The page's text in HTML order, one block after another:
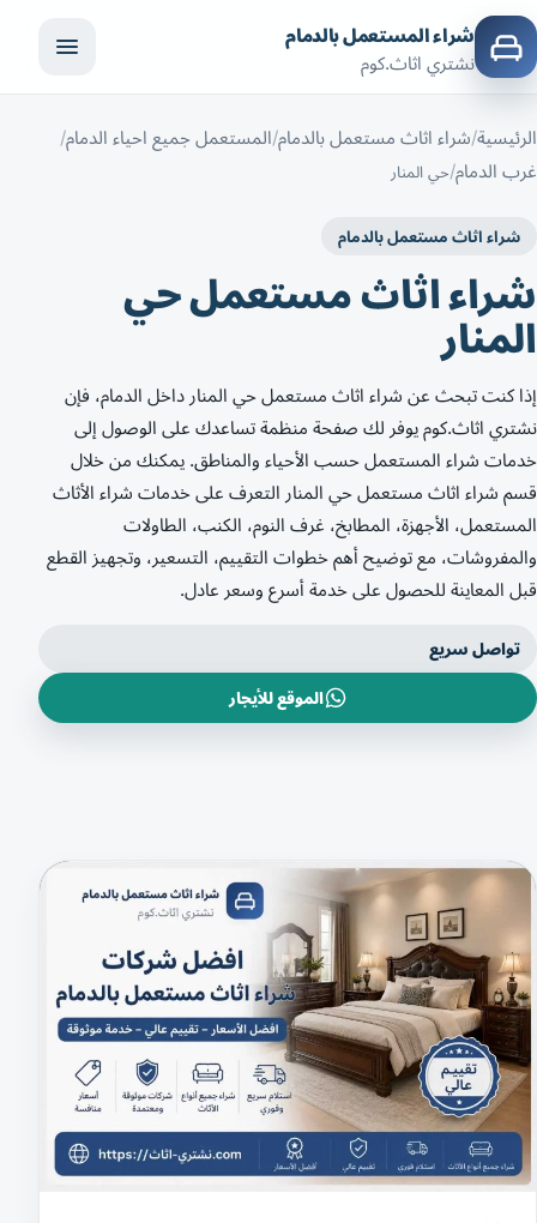
شراء المستعمل بالدمام
نشتري اثاث.كوم
الرئيسية شراء اثاث مستعمل بالدمام المستعمل جميع احياء الدمام
غرب الدمام حي المنار
شراء اثاث مستعمل بالدمام
شراء اثاث مستعمل حي
المنار
إذا كنت تبحث عن شراء اثاث مستعمل حي المنار داخل الدمام، فإن
نشتري اثاث.كوم يوفر لك صفحة منظمة تساعدك على الوصول إلى
خدمات شراء المستعمل حسب الأحياء والمناطق. يمكنك من خلال
قسم شراء اثاث مستعمل حي المنار التعرف على خدمات شراء الأثاث
المستعمل، الأجهزة، المطابخ، غرف النوم، الكنب، الطاولات
والمفروشات، مع توضيح أهم خطوات التقييم، التسعير، وتجهيز القطع
قبل المعاينة للحصول على خدمة أسرع وسعر عادل.
تواصل سريع
الموقع للأيجار